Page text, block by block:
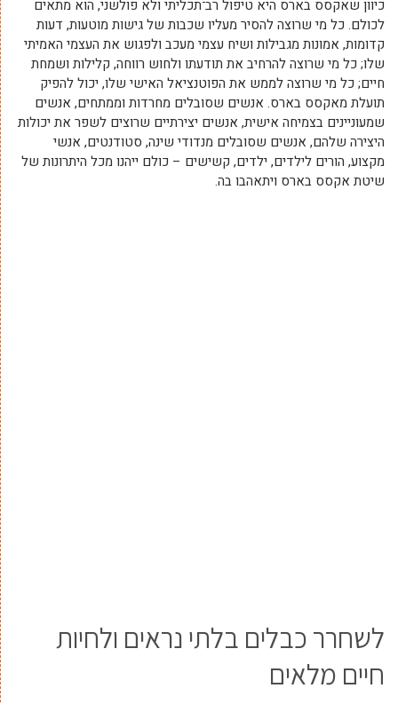
כיוון שאקסס בארס היא טיפול רב־תכליתי ולא פולשני, הוא מתאים
לכולם. כל מי שרוצה להסיר מעליו שכבות של גישות מוטעות, דעות
קדומות, אמונות מגבילות ושיח עצמי מעכב ולפגוש את העצמי האמיתי
שלו; כל מי שרוצה להרחיב את תודעתו ולחוש רווחה, קלילות ושמחת
חיים; כל מי שרוצה לממש את הפוטנציאל האישי שלו, יכול להפיק
תועלת מאקסס בארס. אנשים שסובלים מחרדות וממתחים, אנשים
שמעוניינים בצמיחה אישית, אנשים יצירתיים שרוצים לשפר את יכולות
היצירה שלהם, אנשים שסובלים מנדודי שינה, סטודנטים, אנשי
מקצוע, הורים לילדים, ילדים, קשישים – כולם ייהנו מכל היתרונות של
שיטת אקסס בארס ויתאהבו בה.
לשחרר כבלים בלתי נראים ולחיות
חיים מלאים